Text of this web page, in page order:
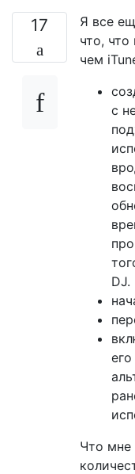
17
Я все
что,
чем
с
DJ.
Что мне